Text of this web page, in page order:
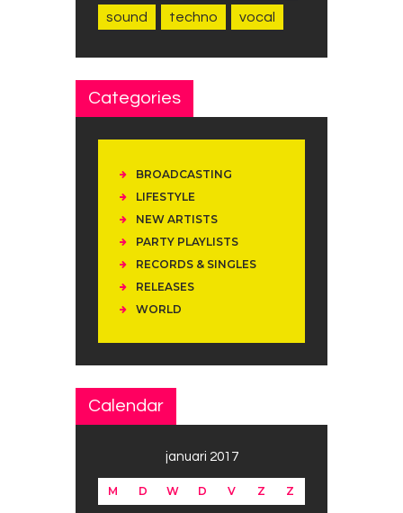
sound techno vocal
Categories
BROADCASTING
LIFESTYLE
NEW ARTISTS
PARTY PLAYLISTS
RECORDS & SINGLES
RELEASES
WORLD
Calendar
januari 2017
M D W D V Z Z